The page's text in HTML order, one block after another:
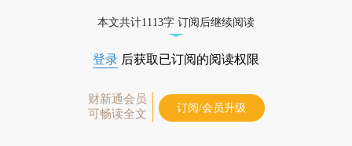
本文共计1113字 订阅后继续阅读
登录 后获取已订阅的阅读权限
财新通会员
可畅读全文
订阅/会员升级